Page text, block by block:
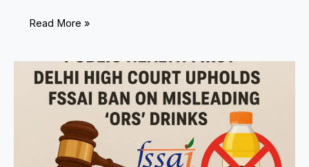
राहुल
का
आरोप:
हरियाणा
Read More »